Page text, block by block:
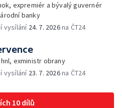
expremiér a bývalý guvernér
banky
vysílání 24. 7. 2026na ČT24
exministr obrany
vysílání 23. 7. 2026na ČT24
10 dílů